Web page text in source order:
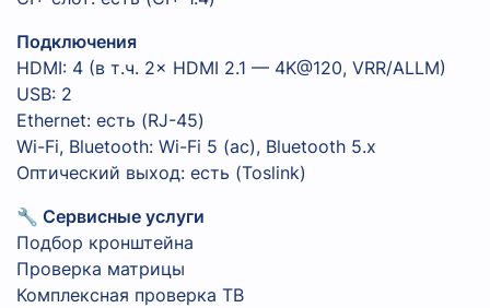
Подключения
HDMI: 4 (в т.ч. 2× HDMI 2.1 — 4K@120, VRR/ALLM)
USB: 2
Ethernet: есть (RJ-45)
Wi-Fi, Bluetooth: Wi-Fi 5 (ac), Bluetooth 5.x
Оптический выход: есть (Toslink)
🔧 Сервисные услуги
Подбор кронштейна
Проверка матрицы
Комплексная проверка ТВ